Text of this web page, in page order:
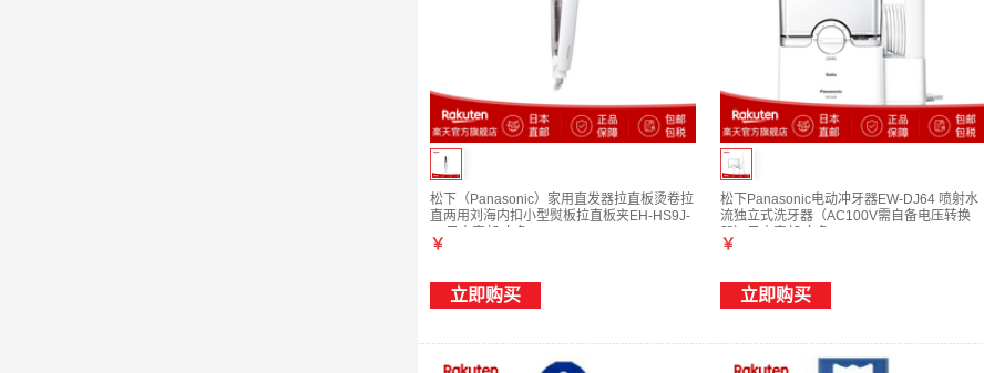
松下（Panasonic）家用直发器拉直板烫卷拉
直两用刘海内扣小型熨板拉直板夹EH-HS9J-
￥
立即购买
松下Panasonic电动冲牙器EW-DJ64 喷射水
流独立式洗牙器（AC100V需自备电压转换
￥
立即购买